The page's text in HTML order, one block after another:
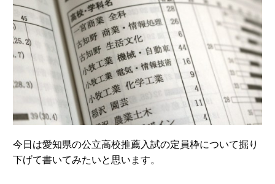
今日は愛知県の公立高校推薦入試の定員枠について掘り
下げて書いてみたいと思います。